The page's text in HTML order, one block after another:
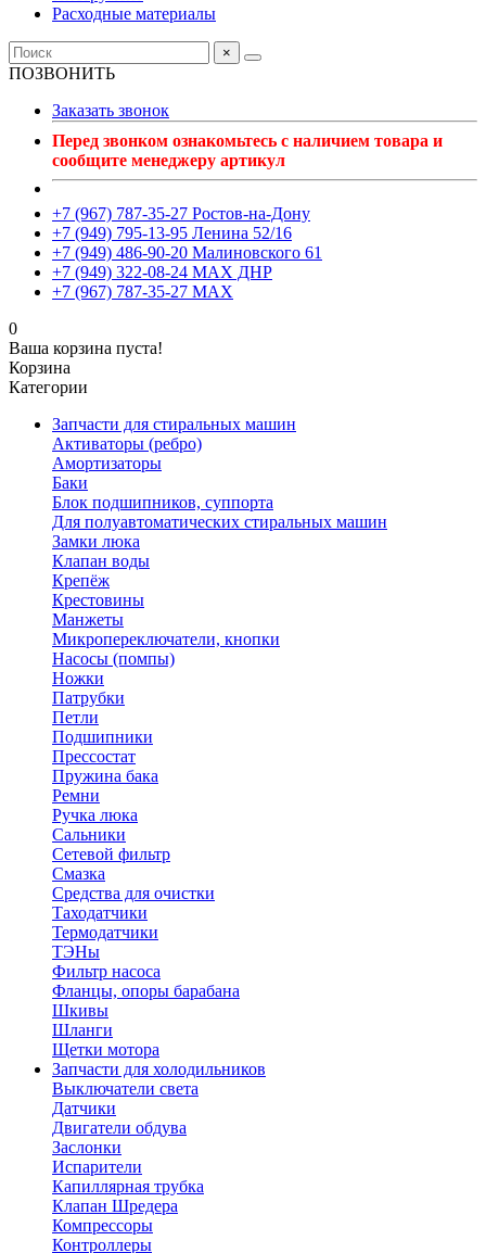
Расходные материалы
×
ПОЗВОНИТЬ
Заказать звонок
Перед звонком ознакомьтесь с наличием товара и
сообщите менеджеру артикул
+7 (967) 787-35-27 Ростов-на-Дону
+7 (949) 795-13-95 Ленина 52/16
+7 (949) 486-90-20 Малиновского 61
+7 (949) 322-08-24 MAX ДНР
+7 (967) 787-35-27 MAX
0
Ваша корзина пуста!
Корзина
Категории
Запчасти для стиральных машин
Активаторы (ребро)
Амортизаторы
Баки
Блок подшипников, суппорта
Для полуавтоматических стиральных машин
Замки люка
Клапан воды
Крепёж
Крестовины
Манжеты
Микропереключатели, кнопки
Насосы (помпы)
Ножки
Патрубки
Петли
Подшипники
Прессостат
Пружина бака
Ремни
Ручка люка
Сальники
Сетевой фильтр
Смазка
Средства для очистки
Таходатчики
Термодатчики
ТЭНы
Фильтр насоса
Фланцы, опоры барабана
Шкивы
Шланги
Щетки мотора
Запчасти для холодильников
Выключатели света
Датчики
Двигатели обдува
Заслонки
Испарители
Капиллярная трубка
Клапан Шредера
Компрессоры
Контроллеры